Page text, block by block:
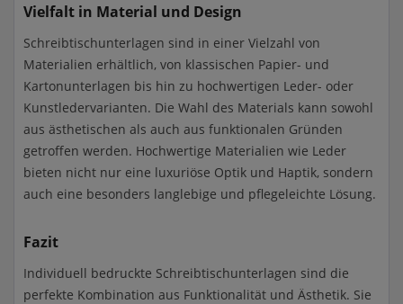
Vielfalt in Material und Design
Schreibtischunterlagen sind in einer Vielzahl von
Materialien erhältlich, von klassischen Papier- und
Kartonunterlagen bis hin zu hochwertigen Leder- oder
Kunstledervarianten. Die Wahl des Materials kann sowohl
aus ästhetischen als auch aus funktionalen Gründen
getroffen werden. Hochwertige Materialien wie Leder
bieten nicht nur eine luxuriöse Optik und Haptik, sondern
auch eine besonders langlebige und pflegeleichte Lösung.
Fazit
Individuell bedruckte Schreibtischunterlagen sind die
perfekte Kombination aus Funktionalität und Ästhetik. Sie